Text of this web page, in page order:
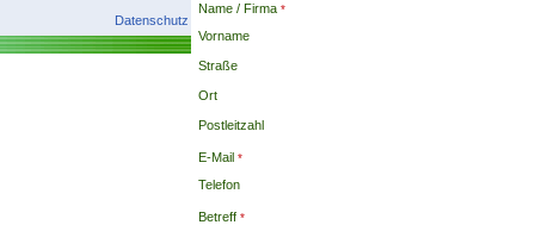
Datenschutz
Name / Firma
Vorname
Straße
Ort
Postleitzahl
E-Mail
Telefon
Betreff